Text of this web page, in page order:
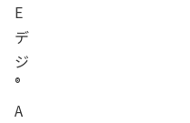
E
デ
ジ
®
A